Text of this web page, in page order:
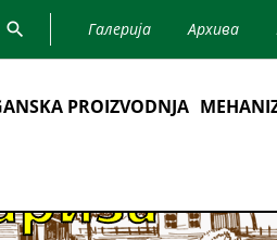
Галерија Архива
PROIZVODNJA